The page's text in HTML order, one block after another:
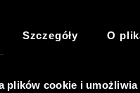
Szczegóły O
plików cookie i umożliwia